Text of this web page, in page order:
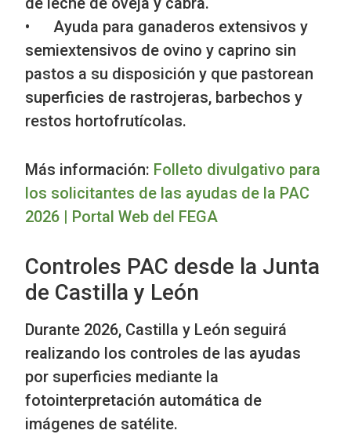
• Ayuda para ganaderos extensivos y
semiextensivos de ovino y caprino sin
pastos a su disposición y que pastorean
superficies de rastrojeras, barbechos y
restos hortofrutícolas.
Más información: Folleto divulgativo para
los solicitantes de las ayudas de la PAC
2026 | Portal Web del FEGA
Controles PAC desde la Junta
de Castilla y León
Durante 2026, Castilla y León seguirá
realizando los controles de las ayudas
por superficies mediante la
fotointerpretación automática de
imágenes de satélite.